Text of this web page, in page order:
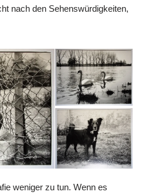
nach den Sehenswürdigkeiten,
weniger zu tun. Wenn es